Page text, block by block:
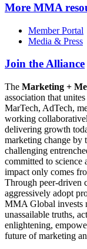
More MMA
Member Portal
Media & Press
Join the Alliance
The Marketing +
association that
MarTech, AdTech,
working
delivering growth
marketing change by
challenging
committed to
impact only comes
Through peer-driven
aggressively adopt
MMA Global invests
unassailable truths,
enlightening,
future of marketing